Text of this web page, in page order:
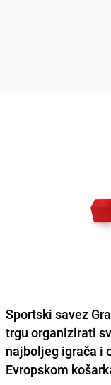
Sportski savez
trgu organizirati
najboljeg igrača i
Evropskom